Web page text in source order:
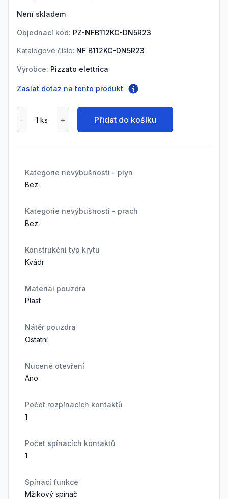
Není skladem
Objednací kód: PZ-NFB112KC-DN5R23
Katalogové číslo: NF B112KC-DN5R23
Výrobce: Pizzato elettrica
Zaslat dotaz na tento produkt
Přidat do košíku
Kategorie nevýbušnosti - plyn
Bez
Kategorie nevýbušnosti - prach
Bez
Konstrukční typ krytu
Kvádr
Materiál pouzdra
Plast
Nátěr pouzdra
Ostatní
Nucené otevření
Ano
Počet rozpínacích kontaktů
1
Počet spínacích kontaktů
1
Spínací funkce
Mžikový spínač